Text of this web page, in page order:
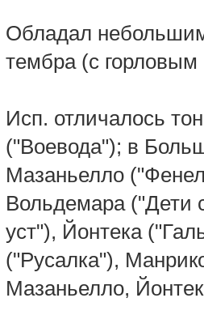
Обладал
тембра (с
Исп. отличалось
("Воевода"); в
Мазаньелло
Вольдемара ("Дети
уст"), Йонтека
("Русалка"),
Мазаньелло,